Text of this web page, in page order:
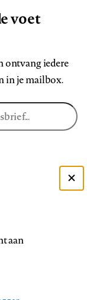
voet
ontvang iedere
in je mailbox.
aan